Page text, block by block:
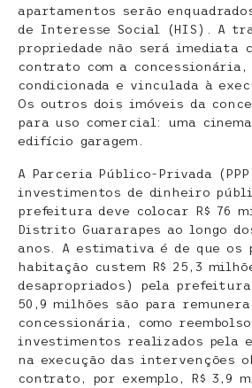
apartamentos serão
de Interesse Social (HIS). A
propriedade não será imediata
contrato com a concessionária,
condicionada e vinculada à
Os outros dois imóveis da
para uso comercial: uma
edifício garagem.
A Parceria Público-Privada
investimentos de dinheiro
prefeitura deve colocar R$ 76
Distrito Guararapes ao longo
anos. A estimativa é de que os
habitação custem R$ 25,3
desapropriados) pela
50,9 milhões são para
concessionária, como
investimentos realizados pela
na execução das intervenções
contrato, por exemplo, R$ 3,9